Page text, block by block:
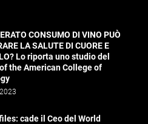
CONSUMO DI VINO PUÒ
LA SALUTE DI CUORE E
Lo riporta uno studio del
the American College of
cade il Ceo del World